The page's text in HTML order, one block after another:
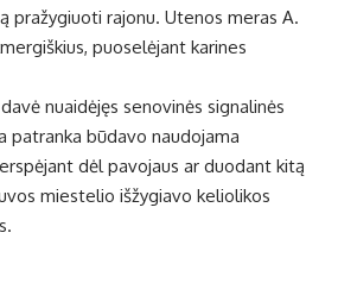
pražygiuoti rajonu. Utenos meras A.
puoselėjant karines
nuaidėjęs senovinės signalinės
patranka būdavo naudojama
dėl pavojaus ar duodant kitą
miestelio išžygiavo keliolikos